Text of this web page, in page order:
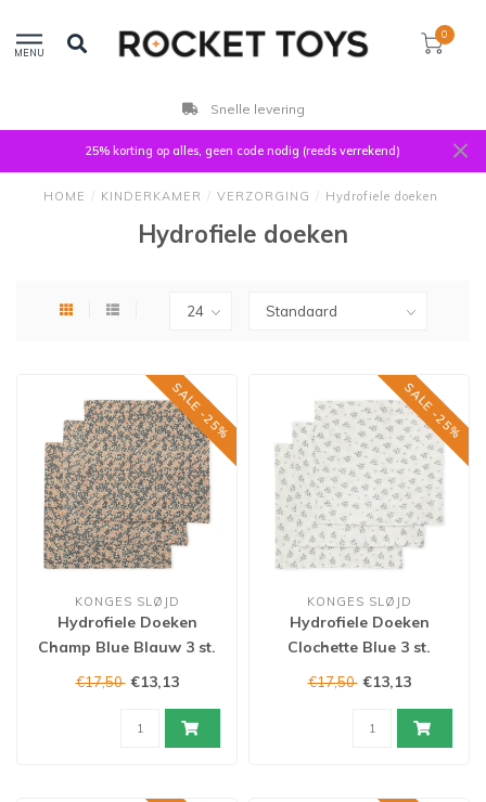
MENU
0
Klanten beoordelen ons met 9,3
25% korting op alles, geen code nodig (reeds verrekend)
HOME / KINDERKAMER / VERZORGING / Hydrofiele doeken
Hydrofiele doeken
SALE -25%
KONGES SLØJD
Hydrofiele Doeken
Champ Blue Blauw 3 st.
€17,50 €13,13
SALE -25%
KONGES SLØJD
Hydrofiele Doeken
Clochette Blue 3 st.
€17,50 €13,13